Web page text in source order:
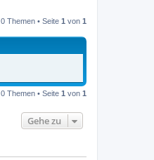
0 Themen • Seite 1 von 1
0 Themen • Seite 1 von 1
Gehe zu